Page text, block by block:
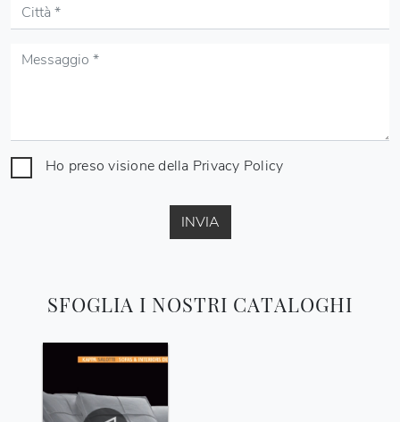
SFOGLIA I NOSTRI CATALOGHI
Ho preso visione della Privacy Policy
INVIA